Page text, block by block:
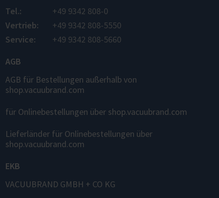
Tel.:
+49 9342 808-0
Vertrieb:
+49 9342 808-5550
Service:
+49 9342 808-5660
AGB
AGB für Bestellungen außerhalb von
shop.vacuubrand.com
für Onlinebestellungen über shop.vacuubrand.com
Lieferländer für Onlinebestellungen über
shop.vacuubrand.com
EKB
VACUUBRAND GMBH + CO KG